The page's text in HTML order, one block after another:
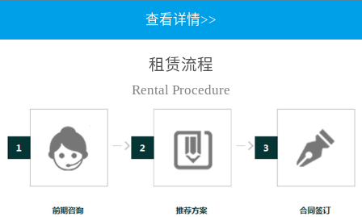
查看详情>>
租赁流程
Rental Procedure